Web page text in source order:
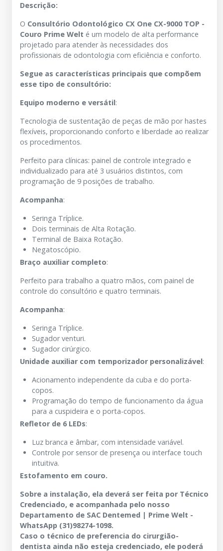
Descrição:
O Consultório Odontológico CX One CX-9000 TOP -
Couro Prime Welt é um modelo de alta performance
projetado para atender às necessidades dos
profissionais de odontologia com eficiência e conforto.
Segue as características principais que compõem
esse tipo de consultório:
Equipo moderno e versátil:
Tecnologia de sustentação de peças de mão por hastes
flexíveis, proporcionando conforto e liberdade ao realizar
os procedimentos.
Perfeito para clínicas: painel de controle integrado e
individualizado para até 3 usuários distintos, com
programação de 9 posições de trabalho.
Acompanha:
Seringa Tríplice.
Dois terminais de Alta Rotação.
Terminal de Baixa Rotação.
Negatoscópio.
Braço auxiliar completo:
Perfeito para trabalho a quatro mãos, com painel de
controle do consultório e quatro terminais.
Acompanha:
Seringa Tríplice.
Sugador venturi.
Sugador cirúrgico.
Unidade auxiliar com temporizador personalizável:
Acionamento independente da cuba e do porta-
copos.
Programação do tempo de funcionamento da água
para a cuspideira e o porta-copos.
Refletor de 6 LEDs:
Luz branca e âmbar, com intensidade variável.
Controle por sensor de presença ou interface touch
intuitiva.
Estofamento em couro.
Sobre a instalação, ela deverá ser feita por Técnico
Credenciado, e acompanhada pelo nosso
Departamento de SAC Dentemed | Prime Welt -
WhatsApp (31)98274-1098.
Caso o técnico de preferencia do cirurgião-
dentista ainda não esteja credenciado, ele poderá